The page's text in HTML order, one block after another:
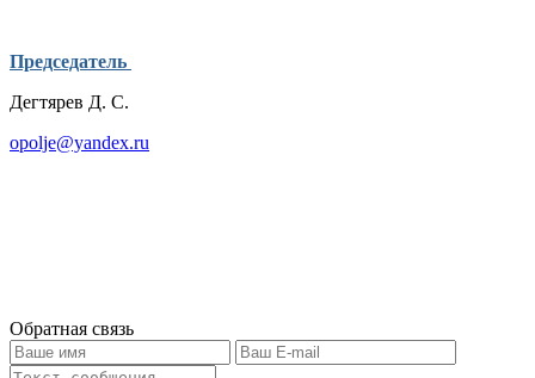
Председатель
Дегтярев Д. С.
opolje@yandex.ru
Обратная связь